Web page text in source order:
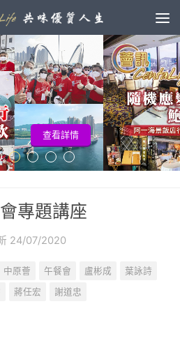
查看詳情
專題講座
24/07/2020
中原薈 午餐會 盧彬成
葉詠詩
蔣任宏 謝道忠